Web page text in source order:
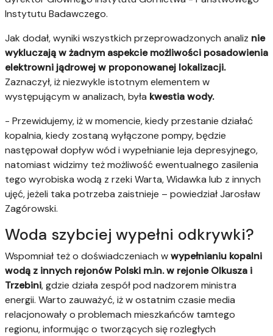
Instytutu Badawczego.
Jak dodał, wyniki wszystkich przeprowadzonych analiz nie
wykluczają w żadnym aspekcie możliwości posadowienia
elektrowni jądrowej w proponowanej lokalizacji.
Zaznaczył, iż niezwykle istotnym elementem w
występującym w analizach, była kwestia wody.
- Przewidujemy, iż w momencie, kiedy przestanie działać
kopalnia, kiedy zostaną wyłączone pompy, będzie
następował dopływ wód i wypełnianie leja depresyjnego,
natomiast widzimy też możliwość ewentualnego zasilenia
tego wyrobiska wodą z rzeki Warta, Widawka lub z innych
ujęć, jeżeli taka potrzeba zaistnieje – powiedział Jarosław
Zagórowski.
Woda szybciej wypełni odkrywki?
Wspomniał też o doświadczeniach wwypełnianiu kopalni
wodą z innych rejonów Polski m.in. w rejonie Olkusza i
Trzebini, gdzie działa zespół pod nadzorem ministra
energii. Warto zauważyć, iż w ostatnim czasie media
relacjonowały o problemach mieszkańców tamtego
regionu, informując o tworzących się rozległych